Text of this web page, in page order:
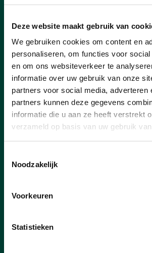
Deze website maakt gebruik van
We gebruiken cookies om content en
personaliseren, om functies voor
en om ons websiteverkeer te
informatie over uw gebruik van onze
partners voor social media, adverteren
partners kunnen deze gegevens
informatie die u aan ze heeft verstrekt
verzameld op basis van uw gebruik
Noodzakelijk
Voorkeuren
Statistieken
Waterbekken voor
landbouwers in
periodes
30/01/24
Op de gemeenteraad
de aankoop van gronden voor